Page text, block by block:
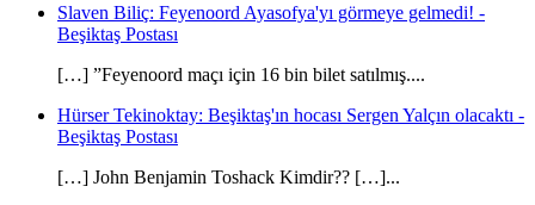
Slaven Biliç: Feyenoord Ayasofya'yı görmeye gelmedi! -
Beşiktaş Postası
[…] ”Feyenoord maçı için 16 bin bilet satılmış....
Hürser Tekinoktay: Beşiktaş'ın hocası Sergen Yalçın olacaktı -
Beşiktaş Postası
[…] John Benjamin Toshack Kimdir?? […]...